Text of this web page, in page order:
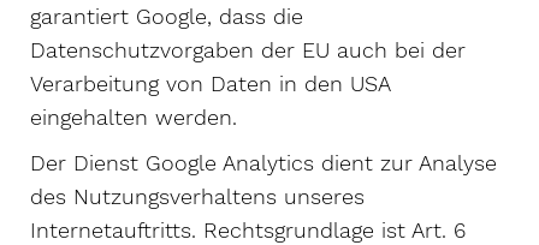
garantiert Google, dass die
Datenschutzvorgaben der EU auch bei der
Verarbeitung von Daten in den USA
eingehalten werden.
Der Dienst Google Analytics dient zur Analyse
des Nutzungsverhaltens unseres
Internetauftritts. Rechtsgrundlage ist Art. 6